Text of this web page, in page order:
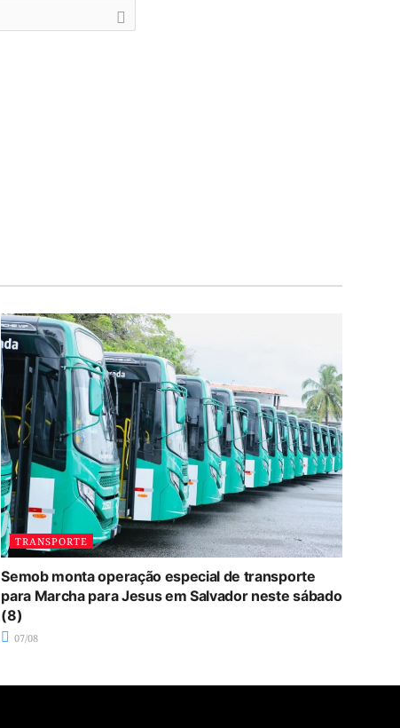
TRANSPORTE
Semob monta operação especial de transporte
para Marcha para Jesus em Salvador neste sábado
(8)
07/08